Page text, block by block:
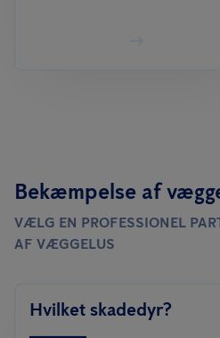
Bekæmpelse af
VÆLG EN PROFESSIONEL
AF VÆGGELUS
Hvilket skadedyr?